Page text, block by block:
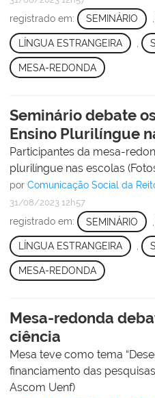
registrado em: SEMINÁRIO ,
LÍNGUA ESTRANGEIRA
MESA-REDONDA
Seminário debate
Ensino Plurilíngue
Participantes da mesa-
plurilíngue nas escolas
por Comunicação Social da
31/08/2023 12h57
registrado em: SEMINÁRIO
LÍNGUA ESTRANGEIRA ,
MESA-REDONDA
Mesa-redonda
ciência
Mesa teve como tema
financiamento das
Ascom Uenf)